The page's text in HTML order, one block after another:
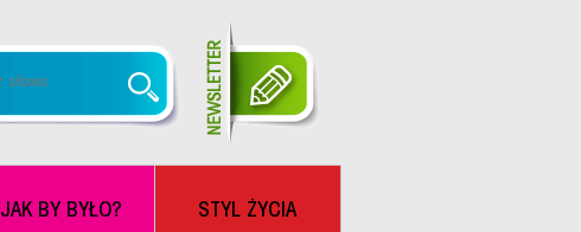
JAK BY BYŁO? STYL ŻYCIA